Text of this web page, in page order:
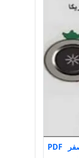
تحميل كتاب العودة إلي الصفر PDF